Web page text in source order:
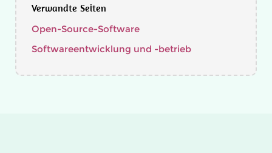
Verwandte Seiten
Open-Source-Software
Softwareentwicklung und -betrieb